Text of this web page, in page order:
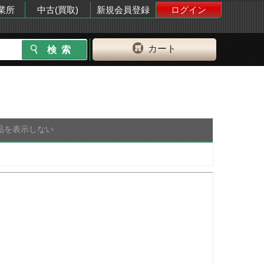
所 中古(買取) 新規会員登録
ログイン
カート
を表示しない